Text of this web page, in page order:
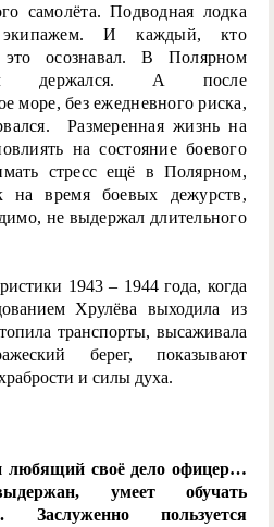
самолёта. Подводная лодка
И каждый, кто
осознавал. В Полярном
держался. А после
море, без ежедневного риска,
Размеренная жизнь на
на состояние боевого
стресс ещё в Полярном,
на время боевых дежурств,
не выдержал длительного
1943 – 1944 года, когда
Хрулёва выходила из
транспорты, высаживала
берег, показывают
и силы духа.
своё дело офицер…
умеет обучать
Заслуженно пользуется